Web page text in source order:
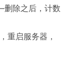
除之后，计数
重启服务器，